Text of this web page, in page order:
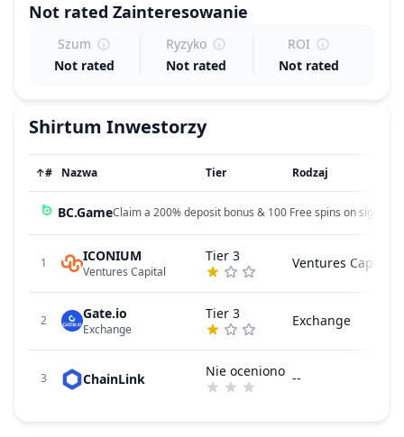
Not rated Zainteresowanie
Szum
Not rated
Ryzyko
Not rated
ROI
Not rated
Shirtum Inwestorzy
↑# Nazwa Tier Rodzaj
BC.GameClaim a 200% deposit bonus & 100 Free spins on sign up!
1 ICONIUM
Ventures Capital
Tier 3 Ventures Capital
2 Gate.io
Exchange
Tier 3 Exchange
3 ChainLink Nie oceniono --